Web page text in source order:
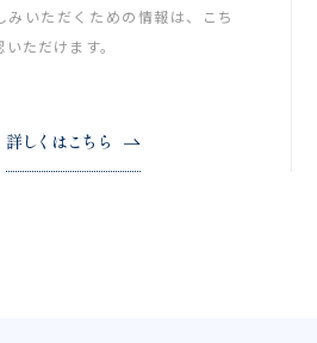
みいただくための情報は、こち
ただけます。
詳しくはこちら